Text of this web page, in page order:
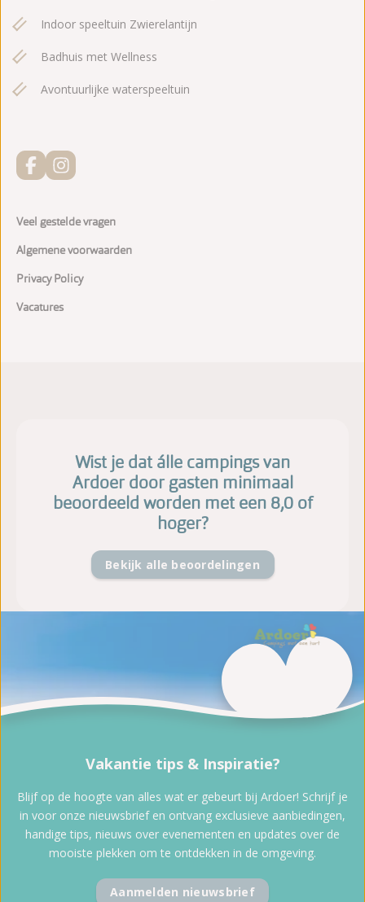
Indoor speeltuin Zwierelantijn
Badhuis met Wellness
Avontuurlijke waterspeeltuin
Veel gestelde vragen
Algemene voorwaarden
Privacy Policy
Vacatures
Wist je dat álle campings van
Ardoer door gasten minimaal
beoordeeld worden met een 8,0 of
hoger?
Bekijk alle beoordelingen
Vakantie tips & Inspiratie?
Blijf op de hoogte van alles wat er gebeurt bij Ardoer! Schrijf je
in voor onze nieuwsbrief en ontvang exclusieve aanbiedingen,
handige tips, nieuws over evenementen en updates over de
mooiste plekken om te ontdekken in de omgeving.
Aanmelden nieuwsbrief